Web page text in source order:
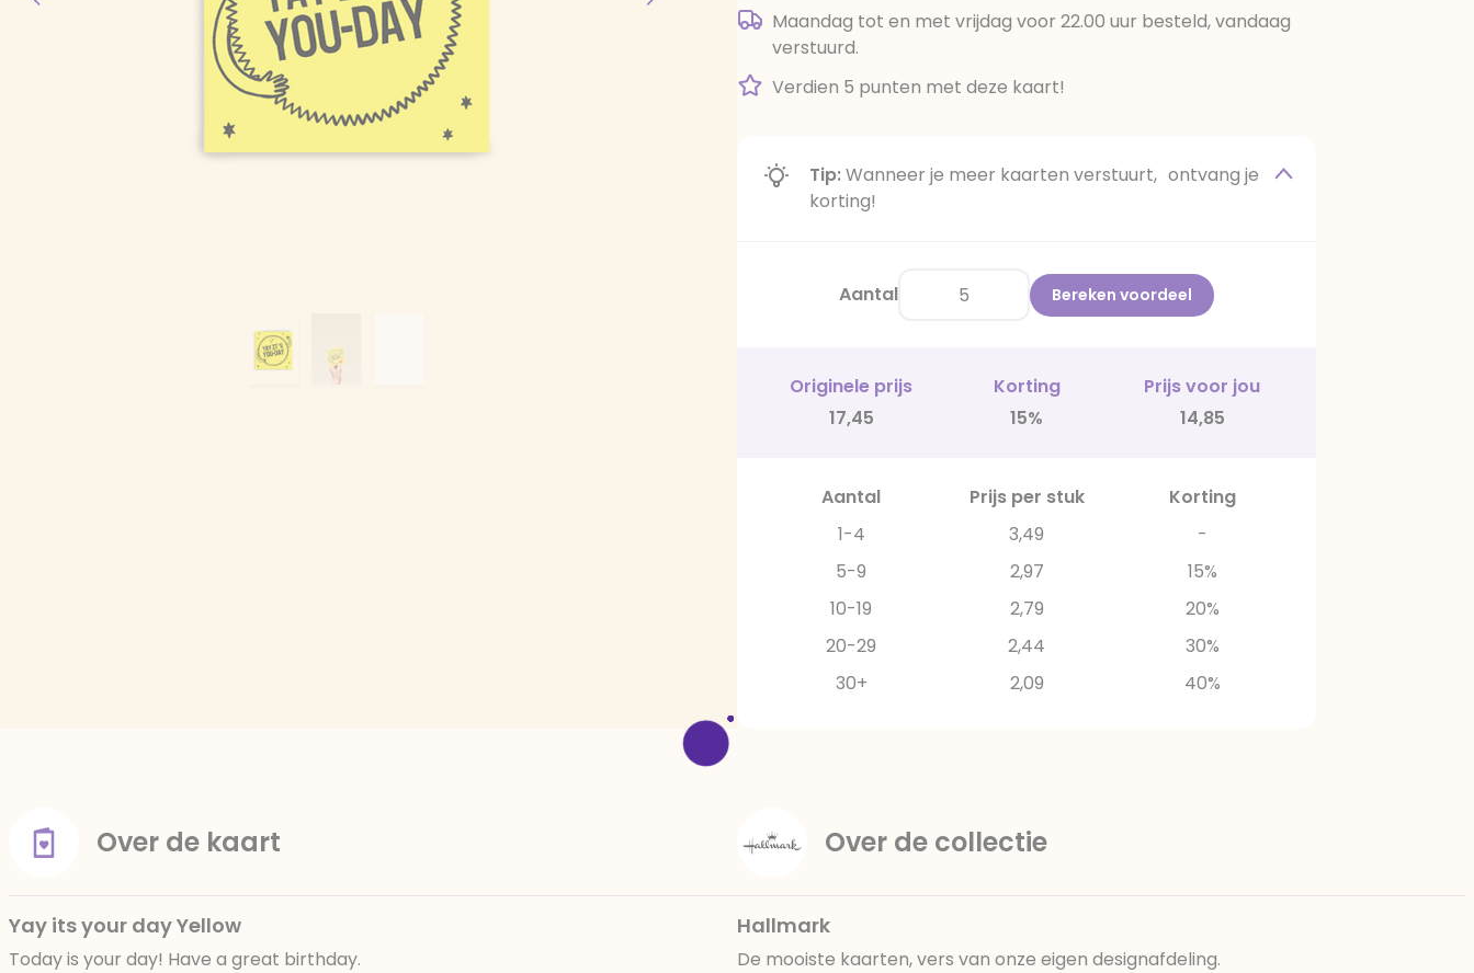
Maandag tot en met vrijdag voor 22.00 uur besteld, vandaag
verstuurd.
Verdien 5 punten met deze kaart!
Tip:Wanneer je meer kaarten verstuurt, ontvang je
korting!
Aantal Bereken voordeel
Originele prijs Korting
Prijs voor jou
17,45
15% 14,85
Aantal Prijs per stuk
Korting
1-4
3,49
-
5-9
2,97
15%
10-19
2,79
20%
20-29
2,44
30%
30+
2,09 40%
Over de kaart
Yay its your day Yellow
Today is your day! Have a great birthday.
Over de collectie
Hallmark
De mooiste kaarten, vers van onze eigen designafdeling.